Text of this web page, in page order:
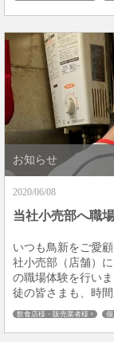
お知らせ
2020/06/08
当社小売部へ職
いつも鳥新をご愛
社小売部（店舗）
の職場体験を行い
徒の皆さまも、時間
飲食店様・販売業者様